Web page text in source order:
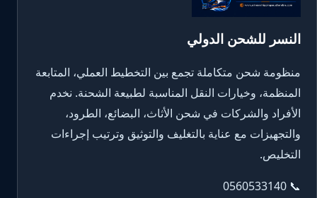
النسر للشحن الدولي
منظومة شحن متكاملة تجمع بين التخطيط العملي، المتابعة
المنظمة، وخيارات النقل المناسبة لطبيعة الشحنة. نخدم
الأفراد والشركات في شحن الأثاث، البضائع، الطرود،
والتجهيزات مع عناية بالتغليف والتوثيق وترتيب إجراءات
التخليص.
📞
0560533140